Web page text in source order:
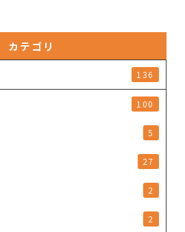
カテゴリ
136
100
5
27
2
2